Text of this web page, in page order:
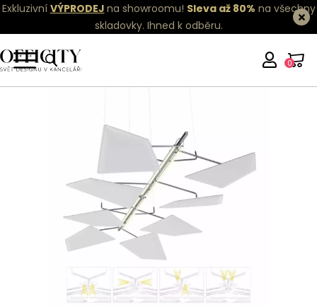
Exkluzivní VÝPRODEJ na showroomu! Sleva až 80% na všechny
skladovky. Ihned k odběru.
0